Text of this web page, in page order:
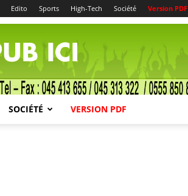
Edito Sports High-Tech Société Version PDF
SOCIÉTÉ VERSION PDF